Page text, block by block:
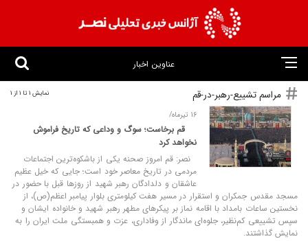
عناوین اخبار
مراسم تشییع-رهبر-در-قم نمایش 1 تا 1 از 1
16 تیرماه/
قم برخاست؛ سوگ و وداعی که تاریخ فراموش
نخواهد کرد
نصر: قم امروز صحنه یکی از باشکوه‌ترین اجتماعات
مردمی در تاریخ معاصر خود است؛ جایی که خیل عظیم
عاشقان و دلدادگان رهبر شهید از روزها قبل با حضور در
مسجد مقدس جمکران و استقرار در مسیر هفت کیلومتری بلوار پیامبر اعظم(ص)، از
نخستین ساعات بامداد با اقامه نماز بر پیکرهای مطهر رهبر شهید و خانواده ایشان و
سپس تشییعی کم‌نظیر، جلوه‌ای ماندگار از وفاداری، عزت و همبستگی ملت ایران را به
نمایش گذاشتند.